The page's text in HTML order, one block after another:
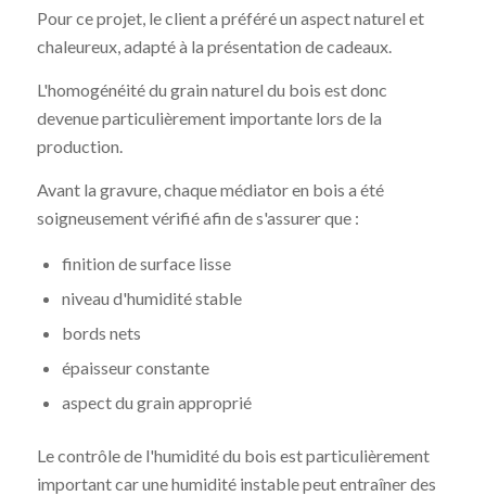
Pour ce projet, le client a préféré un aspect naturel et
chaleureux, adapté à la présentation de cadeaux.
L'homogénéité du grain naturel du bois est donc
devenue particulièrement importante lors de la
production.
Avant la gravure, chaque médiator en bois a été
soigneusement vérifié afin de s'assurer que :
finition de surface lisse
niveau d'humidité stable
bords nets
épaisseur constante
aspect du grain approprié
Le contrôle de l'humidité du bois est particulièrement
important car une humidité instable peut entraîner des